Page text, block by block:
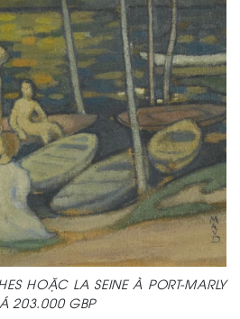
HOẶC LA SEINE À PORT-MARLY
203.000 GBP